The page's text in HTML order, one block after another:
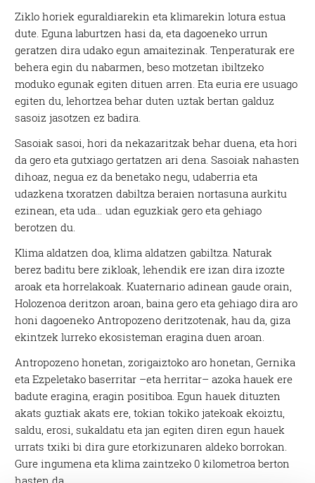
Ziklo horiek eguraldiarekin eta klimarekin lotura estua
dute. Eguna laburtzen hasi da, eta dagoeneko urrun
geratzen dira udako egun amaitezinak. Tenperaturak ere
behera egin du nabarmen, beso motzetan ibiltzeko
moduko egunak egiten dituen arren. Eta euria ere usuago
egiten du, lehortzea behar duten uztak bertan galduz
sasoiz jasotzen ez badira.
Sasoiak sasoi, hori da nekazaritzak behar duena, eta hori
da gero eta gutxiago gertatzen ari dena. Sasoiak nahasten
dihoaz, negua ez da benetako negu, udaberria eta
udazkena txoratzen dabiltza beraien nortasuna aurkitu
ezinean, eta uda… udan eguzkiak gero eta gehiago
berotzen du.
Klima aldatzen doa, klima aldatzen gabiltza. Naturak
berez baditu bere zikloak, lehendik ere izan dira izozte
aroak eta horrelakoak. Kuaternario adinean gaude orain,
Holozenoa deritzon aroan, baina gero eta gehiago dira aro
honi dagoeneko Antropozeno deritzotenak, hau da, giza
ekintzek lurreko ekosisteman eragina duen aroan.
Antropozeno honetan, zorigaiztoko aro honetan, Gernika
eta Ezpeletako baserritar –eta herritar– azoka hauek ere
badute eragina, eragin positiboa. Egun hauek dituzten
akats guztiak akats ere, tokian tokiko jatekoak ekoiztu,
saldu, erosi, sukaldatu eta jan egiten diren egun hauek
urrats txiki bi dira gure etorkizunaren aldeko borrokan.
Gure ingumena eta klima zaintzeko 0 kilometroa berton
hasten da.